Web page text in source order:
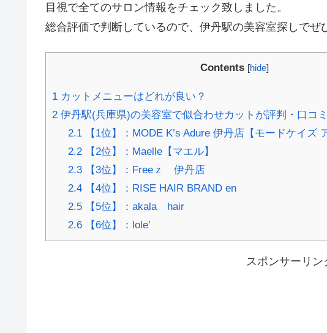
目視で全てのサロン情報をチェック致しました。
総合評価で判断しているので、伊丹駅の美容室探しでぜ
Contents [hide]
1 カットメニューはどれが良い？
2 伊丹駅(兵庫県)の美容室で似合わせカットが評判・口コ
2.1【1位】：MODE K’s Adure 伊丹店【モードケイズ
2.2【2位】：Maelle【マエル】
2.3【3位】：Freeｚ 伊丹店
2.4【4位】：RISE HAIR BRAND en
2.5【5位】：akala hair
2.6【6位】：lole’
スポンサーリン